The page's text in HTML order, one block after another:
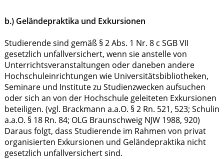
b.) Geländepraktika und Exkursionen
Studierende sind gemäß § 2 Abs. 1 Nr. 8 c SGB VII
gesetzlich unfallversichert, wenn sie anstelle von
Unterrichtsveranstaltungen oder daneben andere
Hochschuleinrichtungen wie Universitätsbibliotheken,
Seminare und Institute zu Studienzwecken aufsuchen
oder sich an von der Hochschule geleiteten Exkursionen
beteiligen. (vgl. Brackmann a.a.O. § 2 Rn. 521, 523; Schulin
a.a.O. § 18 Rn. 84; OLG Braunschweig NJW 1988, 920)
Daraus folgt, dass Studierende im Rahmen von privat
organisierten Exkursionen und Geländepraktika nicht
gesetzlich unfallversichert sind.